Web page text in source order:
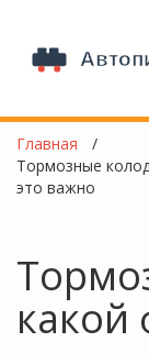
Главная
Тормозные
это важно